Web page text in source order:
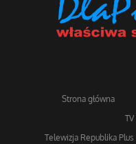
Strona główna
Telewizja Republika Plus